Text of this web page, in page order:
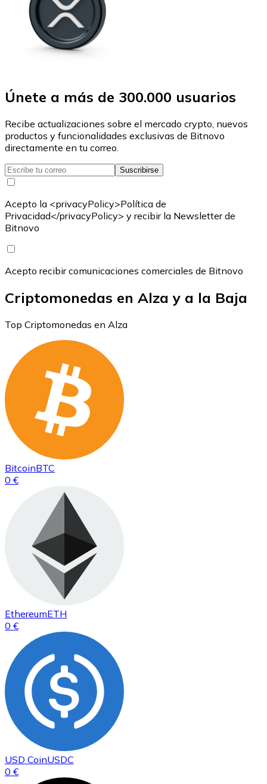
Únete a más de 300.000 usuarios
Recibe actualizaciones sobre el mercado crypto, nuevos
productos y funcionalidades exclusivas de Bitnovo
directamente en tu correo.
Suscribirse
Acepto la <privacyPolicy>Política de
Privacidad</privacyPolicy> y recibir la Newsletter de
Bitnovo
Acepto recibir comunicaciones comerciales de Bitnovo
Criptomonedas en Alza y a la Baja
Top Criptomonedas en Alza
BitcoinBTC
0 €
EthereumETH
0 €
USD CoinUSDC
0 €